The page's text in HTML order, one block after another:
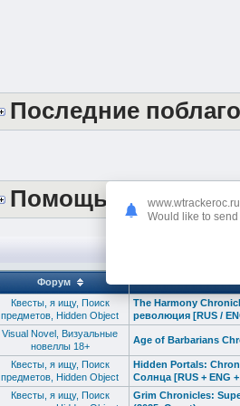
Последние
Помощь сайту
Форум
Квесты, я ищу, Поиск
предметов, Hidden Object
The Harmony
революция [RUS /
Visual Novel, Визуальные
новеллы 18+
Age of Barbarians
Квесты, я ищу, Поиск
предметов, Hidden Object
Hidden Portals:
Солнца [RUS + ENG
Квесты, я ищу, Поиск
Grim Chronicles:
www.wtrackeroc.ru
Would like to